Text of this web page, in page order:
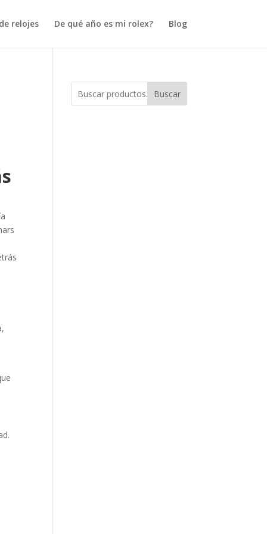
relojes De qué año es mi rolex? Blog
Buscar